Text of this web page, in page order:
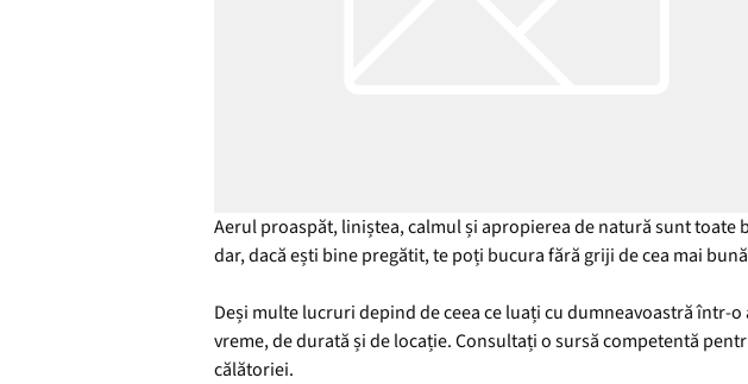
Aerul proaspăt, liniștea, calmul și apropierea de natură sunt
dar, dacă ești bine pregătit, te poți bucura fără griji de cea mai
Deși multe lucruri depind de ceea ce luați cu dumneavoastră
vreme, de durată și de locație. Consultați o sursă competentă
călătoriei.